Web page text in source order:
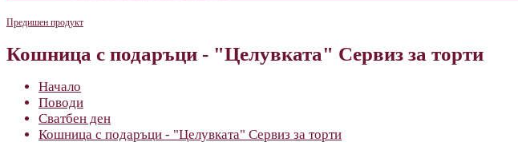
Предишен продукт
Кошница с подаръци - "Целувката" Сервиз за торти
Начало
Поводи
Сватбен ден
Кошница с подаръци - "Целувката" Сервиз за торти